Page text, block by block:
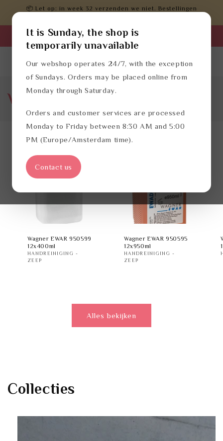
naar de
📦 Let op: in week 32 verzenden we niet. Bestellingen
Zakelijk inloggen
Dutch InloggenWinkelwagen
Wagner Ewar navullingen
Wagner EWAR 950599
12x400ml
HANDREINIGING -
ZEEP
Wagner EWAR 950595
12x950ml
HANDREINIGING -
ZEEP
Alles bekijken
Collecties
It is Sunday, the shop is
temporarily unavailable
Our webshop operates 24/7, with the exception
of Sundays. Orders may be placed online from
Monday through Saturday.
Orders and customer services are processed
Monday to Friday between 8:30 AM and 5:00
PM (Europe/Amsterdam time).
Contact us